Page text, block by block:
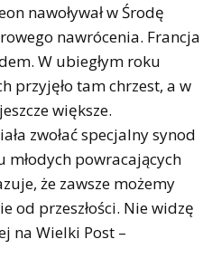
nawoływał w Środę
nawrócenia. Francja
W ubiegłym roku
przyjęło tam chrzest, a w
większe.
zwołać specjalny synod
młodych powracających
że zawsze możemy
od przeszłości. Nie widzę
na Wielki Post –